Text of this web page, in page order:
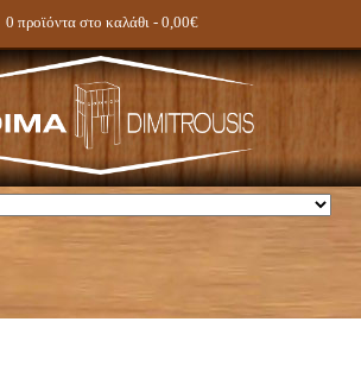
0 προϊόντα στο καλάθι - 0,00€